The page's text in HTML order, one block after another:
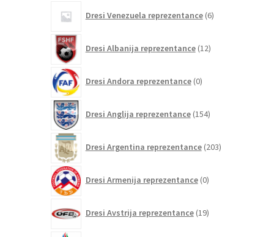
Dresi Venezuela reprezentance 6izdelkov
Dresi Albanija reprezentance 12izdelkov
Dresi Andora reprezentance 0izdelkov
Dresi Anglija reprezentance 154izdelkov
Dresi Argentina reprezentance 203izdelki
Dresi Armenija reprezentance 0izdelkov
Dresi Avstrija reprezentance 19izdelkov